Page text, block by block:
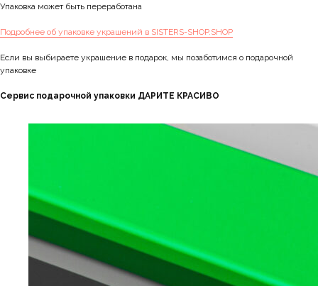
Упаковка может быть переработана
Подробнее об упаковке украшений в SISTERS-SHOP.SHOP
Если вы выбираете украшение в подарок, мы позаботимся о подарочной
упаковке
Сервис подарочной упаковки ДАРИТЕ КРАСИВО